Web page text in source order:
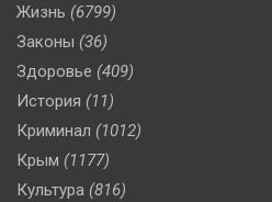
Жизнь (6799)
Законы (36)
Здоровье (409)
История (11)
Криминал (1012)
Крым (1177)
Культура (816)